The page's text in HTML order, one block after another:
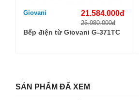
Giovani 21.584.000đ
26.980.000đ
Bếp điện từ Giovani G-371TC
SẢN PHẨM ĐÃ XEM